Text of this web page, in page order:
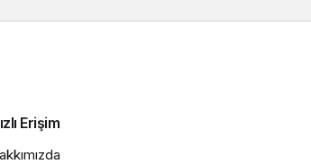
Erişim